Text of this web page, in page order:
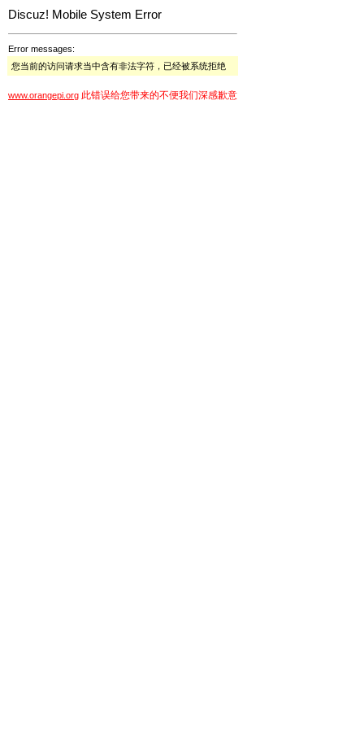
Discuz! Mobile System Error
Error messages:
您当前的访问请求当中含有非法字符，已经被系统拒绝
www.orangepi.org 此错误给您带来的不便我们深感歉意